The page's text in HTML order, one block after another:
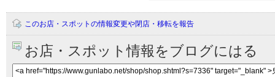
このお店・スポットの情報変更や閉店・移転を報告
お店・スポット情報をブログにはる